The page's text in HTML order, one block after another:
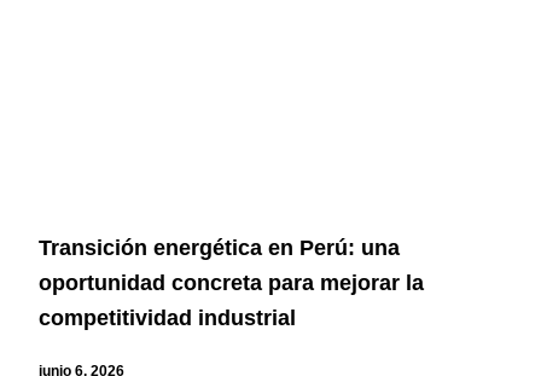
Transición energética en Perú: una
oportunidad concreta para mejorar la
competitividad industrial
junio 6, 2026